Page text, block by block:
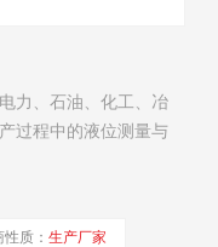
力、石油、化工、冶
过程中的液位测量与
性质：生产厂家